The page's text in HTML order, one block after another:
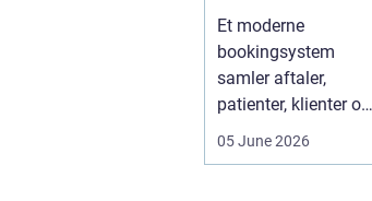
og
arbejdsgange
Et moderne
bookingsystem
samler aftaler,
patienter, klienter og
05 June 2026